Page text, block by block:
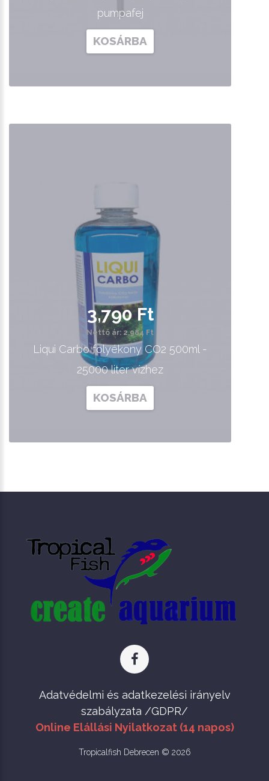
pumpafej
KOSÁRBA
3,790 Ft
Nettó ár: 2,984 Ft
Liqui Carbo folyékony CO2 500ml -
25000 liter vízhez
KOSÁRBA
Adatvédelmi és adatkezelési irányelv
szabályzata /GDPR/
Online Elállási Nyilatkozat (14 napos)
Tropicalfish Debrecen © 2026